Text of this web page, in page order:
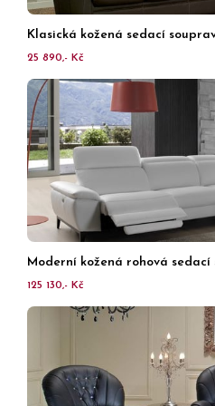
Klasická kožená sedací
25 890,- Kč
Moderní kožená rohová
125 130,- Kč